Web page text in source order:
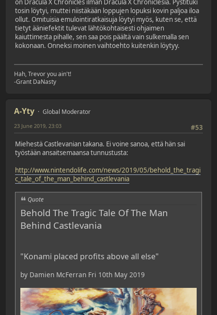
on Dracula X Chronicles ilman Dracula X Chroniclesia. Pystituki
tosin löytyi, muttei niistäkään loppujen lopuksi kovin paljoa iloa
ollut. Omituisia emulointiratkaisuja löytyi myös, kuten se, että
tietyt ääniefektit tulevat lähtökohtaisesti ohjaimen
kaiuttimesta pihalle, sen saa pois päältä vain sulkemalla sen
kokonaan. Onneksi moinen vaihtoehto kuitenkin löytyy.
Hah, Trevor you ain't!
-Grant DaNasty
A-Yty Global Moderator
#53
23 June 2019, 23:03
Miehestä Castlevanian takana. Ei voine sanoa, että hän sai
työstään ansaitsemaansa tunnustusta:
http://www.nintendolife.com/news/2019/05/behold_the_tragi
c_tale_of_the_man_behind_castlevania
Quote
Behold The Tragic Tale Of The Man
Behind Castlevania
"Konami placed profits above all else"
by Damien McFerran Fri 10th May 2019